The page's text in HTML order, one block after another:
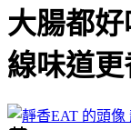
大腸都
線味道更